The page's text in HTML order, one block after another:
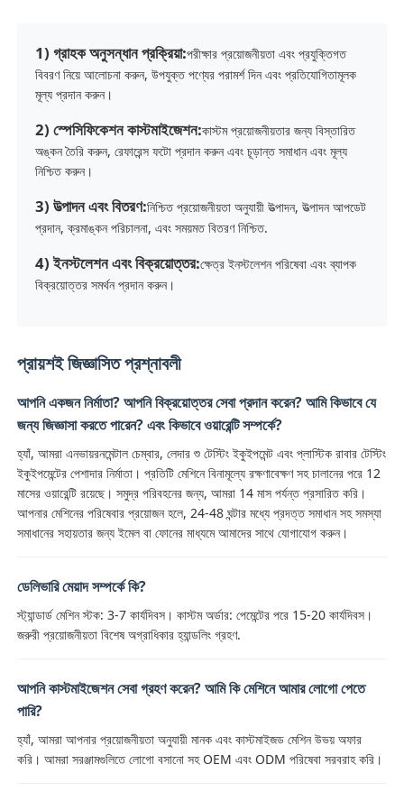
1) গ্রাহক অনুসন্ধান প্রক্রিয়া:পরীক্ষার প্রয়োজনীয়তা এবং প্রযুক্তিগত
বিবরণ নিয়ে আলোচনা করুন, উপযুক্ত পণ্যের পরামর্শ দিন এবং প্রতিযোগিতামূলক
মূল্য প্রদান করুন।
2) স্পেসিফিকেশন কাস্টমাইজেশন:কাস্টম প্রয়োজনীয়তার জন্য বিস্তারিত
অঙ্কন তৈরি করুন, রেফারেন্স ফটো প্রদান করুন এবং চূড়ান্ত সমাধান এবং মূল্য
নিশ্চিত করুন।
3) উত্পাদন এবং বিতরণ:নিশ্চিত প্রয়োজনীয়তা অনুযায়ী উত্পাদন, উত্পাদন আপডেট
প্রদান, ক্রমাঙ্কন পরিচালনা, এবং সময়মত বিতরণ নিশ্চিত.
4) ইনস্টলেশন এবং বিক্রয়োত্তর:ক্ষেত্র ইনস্টলেশন পরিষেবা এবং ব্যাপক
বিক্রয়োত্তর সমর্থন প্রদান করুন।
প্রায়শই জিজ্ঞাসিত প্রশ্নাবলী
আপনি একজন নির্মাতা? আপনি বিক্রয়োত্তর সেবা প্রদান করেন? আমি কিভাবে যে
জন্য জিজ্ঞাসা করতে পারেন? এবং কিভাবে ওয়ারেন্টি সম্পর্কে?
হ্যাঁ, আমরা এনভায়রনমেন্টাল চেম্বার, লেদার শু টেস্টিং ইকুইপমেন্ট এবং প্লাস্টিক রাবার টেস্টিং
ইকুইপমেন্টের পেশাদার নির্মাতা। প্রতিটি মেশিনে বিনামূল্যে রক্ষণাবেক্ষণ সহ চালানের পরে 12
মাসের ওয়ারেন্টি রয়েছে। সমুদ্র পরিবহনের জন্য, আমরা 14 মাস পর্যন্ত প্রসারিত করি।
আপনার মেশিনের পরিষেবার প্রয়োজন হলে, 24-48 ঘন্টার মধ্যে প্রদত্ত সমাধান সহ সমস্যা
সমাধানের সহায়তার জন্য ইমেল বা ফোনের মাধ্যমে আমাদের সাথে যোগাযোগ করুন।
ডেলিভারি মেয়াদ সম্পর্কে কি?
স্ট্যান্ডার্ড মেশিন স্টক: 3-7 কার্যদিবস। কাস্টম অর্ডার: পেমেন্টের পরে 15-20 কার্যদিবস।
জরুরী প্রয়োজনীয়তা বিশেষ অগ্রাধিকার হ্যান্ডলিং গ্রহণ.
আপনি কাস্টমাইজেশন সেবা গ্রহণ করেন? আমি কি মেশিনে আমার লোগো পেতে
পারি?
হ্যাঁ, আমরা আপনার প্রয়োজনীয়তা অনুযায়ী মানক এবং কাস্টমাইজড মেশিন উভয় অফার
করি। আমরা সরঞ্জামগুলিতে লোগো বসানো সহ OEM এবং ODM পরিষেবা সরবরাহ করি।